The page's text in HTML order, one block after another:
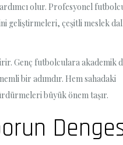
olur. Profesyonel
geliştirmeleri, çeşitli meslek
Genç futbolculara akademik
bir adımdır. Hem sahadaki
büyük önem taşır.